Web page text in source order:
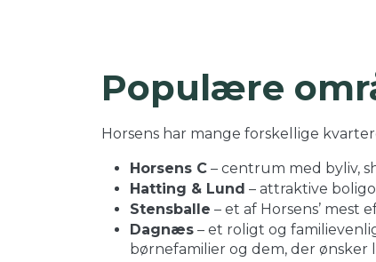
Populære
Horsens har mange forskellige
Horsens C – centrum med byliv,
Hatting & Lund – attraktive
Stensballe – et af Horsens’
Dagnæs – et roligt og
børnefamilier og dem, der ønsker